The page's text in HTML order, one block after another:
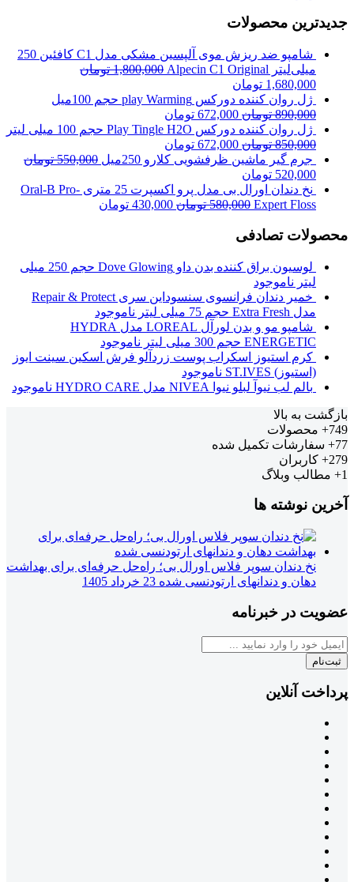
جدیدترین محصولات
شامپو ضد ریزش موی آلپسین مشکی مدل C1 کافئین 250
میلی‌لیتر Alpecin C1 Original
1,800,000 تومان
1,680,000 تومان
ژل روان کننده دورکس play Warming حجم 100میل
890,000 تومان 672,000 تومان
ژل روان کننده دورکس Play Tingle H2O حجم 100 میلی لیتر
850,000 تومان 672,000 تومان
جرم گیر ماشین ظرفشویی کلارو 250میل
550,000 تومان
520,000 تومان
نخ دندان اورال بی مدل پرو اکسپرت 25 متری Oral-B Pro-
Expert Floss
580,000 تومان 430,000 تومان
محصولات تصادفی
لوسیون براق کننده بدن داو Dove Glowing حجم 250 میلی
لیتر ناموجود
خمیر دندان فرانسوی سنسوداین سری Repair & Protect
مدل Extra Fresh حجم 75 میلی لیتر
ناموجود
شامپو مو و بدن لورآل LOREAL مدل HYDRA
ENERGETIC حجم 300 میلی لیتر
ناموجود
کرم استیوز اسکراب پوست زردآلو فرش اسکین سینت ایوز
(استیوز) ST.IVES
ناموجود
بالم لب نیوآ لبلو نیوا NIVEA مدل HYDRO CARE
ناموجود
بازگشت به بالا
749+
محصولات
77+
سفارشات تکمیل شده
279+
کاربران
1+
مطالب وبلاگ
آخرین نوشته ها
نخ دندان سوپر فلاس اورال بی؛ راه‌حل حرفه‌ای برای بهداشت
دهان و دندانهای ارتودنسی شده 23 خرداد 1405
عضویت در خبرنامه
ثبت‌نام
پرداخت آنلاین